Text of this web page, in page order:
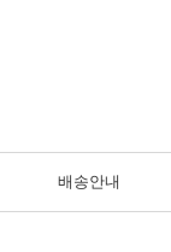
배송안내